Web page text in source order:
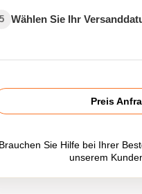
5 Wählen Sie Ihr
Preis
Brauchen Sie Hilfe bei Ihrer
unserem